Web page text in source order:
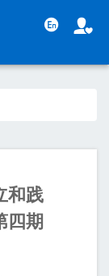
川
务公开
和践
四期